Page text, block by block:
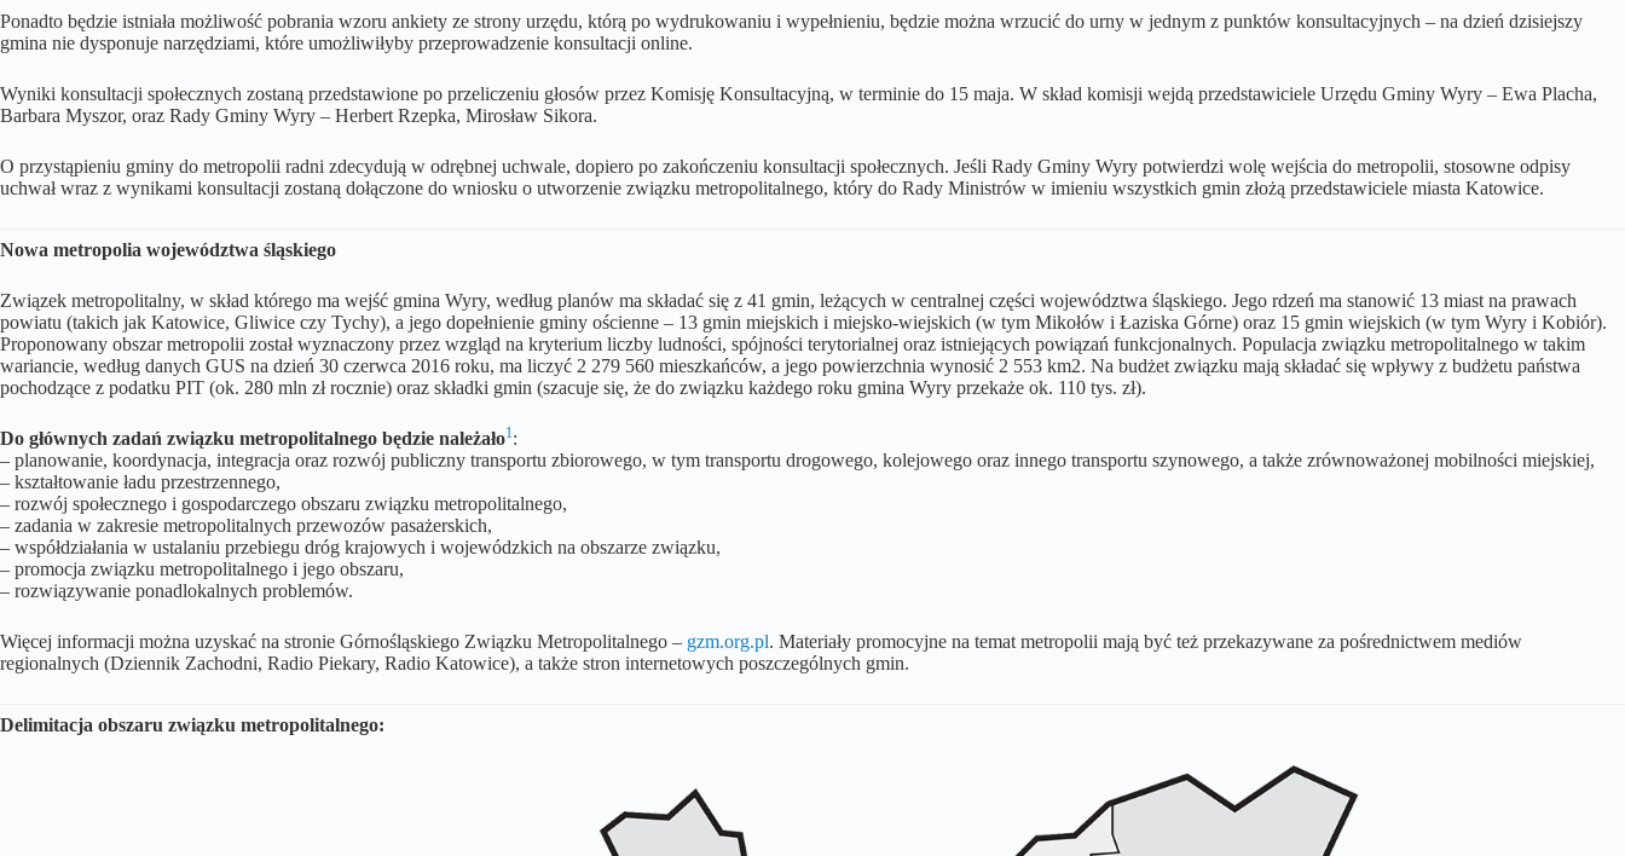
Ponadto będzie istniała możliwość pobrania wzoru ankiety ze strony urzędu, którą po wydrukowaniu i wypełnieniu, będzie można wrzucić do urny w jednym z punktów konsultacyjnych – na dzień dzisiejszy
gmina nie dysponuje narzędziami, które umożliwiłyby przeprowadzenie konsultacji online.
Wyniki konsultacji społecznych zostaną przedstawione po przeliczeniu głosów przez Komisję Konsultacyjną, w terminie do 15 maja. W skład komisji wejdą przedstawiciele Urzędu Gminy Wyry – Ewa Placha,
Barbara Myszor, oraz Rady Gminy Wyry – Herbert Rzepka, Mirosław Sikora.
O przystąpieniu gminy do metropolii radni zdecydują w odrębnej uchwale, dopiero po zakończeniu konsultacji społecznych. Jeśli Rady Gminy Wyry potwierdzi wolę wejścia do metropolii, stosowne odpisy
uchwał wraz z wynikami konsultacji zostaną dołączone do wniosku o utworzenie związku metropolitalnego, który do Rady Ministrów w imieniu wszystkich gmin złożą przedstawiciele miasta Katowice.
Nowa metropolia województwa śląskiego
Związek metropolitalny, w skład którego ma wejść gmina Wyry, według planów ma składać się z 41 gmin, leżących w centralnej części województwa śląskiego. Jego rdzeń ma stanowić 13 miast na prawach
powiatu (takich jak Katowice, Gliwice czy Tychy), a jego dopełnienie gminy ościenne – 13 gmin miejskich i miejsko-wiejskich (w tym Mikołów i Łaziska Górne) oraz 15 gmin wiejskich (w tym Wyry i Kobiór).
Proponowany obszar metropolii został wyznaczony przez wzgląd na kryterium liczby ludności, spójności terytorialnej oraz istniejących powiązań funkcjonalnych. Populacja związku metropolitalnego w takim
wariancie, według danych GUS na dzień 30 czerwca 2016 roku, ma liczyć 2 279 560 mieszkańców, a jego powierzchnia wynosić 2 553 km2. Na budżet związku mają składać się wpływy z budżetu państwa
pochodzące z podatku PIT (ok. 280 mln zł rocznie) oraz składki gmin (szacuje się, że do związku każdego roku gmina Wyry przekaże ok. 110 tys. zł).
Do głównych zadań związku metropolitalnego będzie należało1:
– planowanie, koordynacja, integracja oraz rozwój publiczny transportu zbiorowego, w tym transportu drogowego, kolejowego oraz innego transportu szynowego, a także zrównoważonej mobilności miejskiej,
– kształtowanie ładu przestrzennego,
– rozwój społecznego i gospodarczego obszaru związku metropolitalnego,
– zadania w zakresie metropolitalnych przewozów pasażerskich,
– współdziałania w ustalaniu przebiegu dróg krajowych i wojewódzkich na obszarze związku,
– promocja związku metropolitalnego i jego obszaru,
– rozwiązywanie ponadlokalnych problemów.
Więcej informacji można uzyskać na stronie Górnośląskiego Związku Metropolitalnego – gzm.org.pl. Materiały promocyjne na temat metropolii mają być też przekazywane za pośrednictwem mediów
regionalnych (Dziennik Zachodni, Radio Piekary, Radio Katowice), a także stron internetowych poszczególnych gmin.
Delimitacja obszaru związku metropolitalnego: